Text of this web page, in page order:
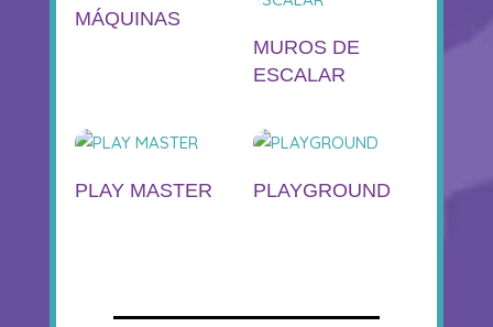
MÁQUINAS
MUROS DE
ESCALAR
PLAY MASTER PLAYGROUND